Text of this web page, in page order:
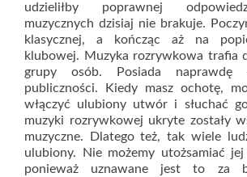
udzieliłby poprawnej
muzycznych dzisiaj nie brakuje.
klasycznej, a kończąc aż na
klubowej. Muzyka rozrywkowa trafia
grupy osób. Posiada naprawdę
publiczności. Kiedy masz ochotę,
włączyć ulubiony utwór i słuchać
muzyki rozrywkowej ukryte zostały
muzyczne. Dlatego też, tak wiele
ulubiony. Nie możemy utożsamiać
ponieważ uznawane jest to za